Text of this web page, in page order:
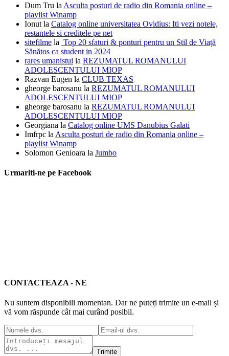
Dum Tru la Asculta posturi de radio din Romania online –
playlist Winamp
Ionut la Catalog online universitatea Ovidius: Iti vezi notele,
restantele si creditele pe net
sitefilme la Top 20 sfaturi & ponturi pentru un Stil de Viață
Sănătos ca student in 2024
rares umanistul la REZUMATUL ROMANULUI
ADOLESCENTULUI MIOP
Razvan Eugen la CLUB TEXAS
gheorge barosanu la REZUMATUL ROMANULUI
ADOLESCENTULUI MIOP
gheorge barosanu la REZUMATUL ROMANULUI
ADOLESCENTULUI MIOP
Georgiana la Catalog online UMS Danubius Galati
Imfrpc la Asculta posturi de radio din Romania online –
playlist Winamp
Solomon Genioara la Jumbo
Urmariti-ne pe Facebook
CONTACTEAZA - NE
Nu suntem disponibili momentan. Dar ne puteți trimite un e-mail și
vă vom răspunde cât mai curând posibil.
Trimite